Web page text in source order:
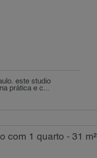
este studio
prática e c...
com 1 quarto - 31 m²